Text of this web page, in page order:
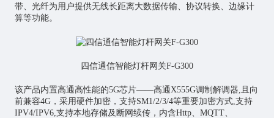
带、光纤为用户提供无线长距离大数据传输、协议转换、边缘计
算等功能。
四信通信智能灯杆网关F-G300
该产品内置高通高性能的5G芯片——高通X555G调制解调器,且向
前兼容4G，采用硬件加密，支持SM1/2/3/4等重要加密方式,支持
IPV4/IPV6,支持本地存储及断网续传，内含Http、MQTT、